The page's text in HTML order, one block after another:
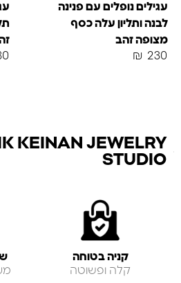
עגילים נופלים עם פנינה
לבנה ותליון עלה כסף
מצופה זהב
₪ 230
KEINAN JEWELRY
STUDIO
קניה בטוחה
קלה ופשוטה